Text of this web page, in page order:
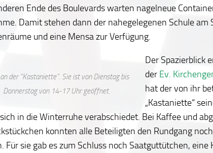
Ende des Boulevards warten nagelneue
Damit stehen dann der nahegelegenen Schule am
und eine Mensa zur Verfügung.
der “Kastaniette”. Sie ist von Dienstag bis
Donnerstag von 14-17 Uhr geöffnet.
Der Spazierblick
der Ev.
hat der von ihr
„Kastaniette“
in die Winterruhe verabschiedet. Bei Kaffee und
konnten alle Beteiligten den Rundgang
Für sie gab es zum Schluss noch Saatguttütchen, eine